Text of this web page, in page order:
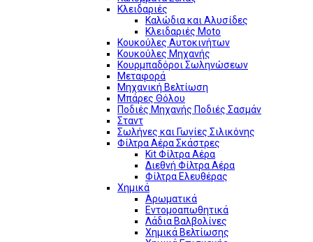
Κλειδαριές
Καλώδια και Αλυσίδες
Κλειδαριές Moto
Κουκούλες Αυτοκινήτων
Κουκούλες Μηχανής
Κουρμπαδόροι Σωληνώσεων
Μεταφορά
Μηχανική Βελτίωση
Μπάρες Θόλου
Ποδιές Μηχανής Ποδιές Σασμάν
Σταντ
Σωλήνες και Γωνίες Σιλικόνης
Φίλτρα Αέρα Σκάστρες
Kit Φίλτρα Αέρα
Διεθνή Φίλτρα Αέρα
Φίλτρα Ελευθέρας
Χημικά
Αρωματικά
Εντομοαπωθητικά
Λάδια Βαλβολίνες
Χημικά Βελτίωσης